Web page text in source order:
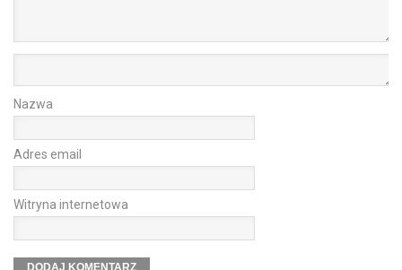
Nazwa
Adres email
Witryna internetowa